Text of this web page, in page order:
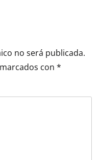
no será publicada.
con *